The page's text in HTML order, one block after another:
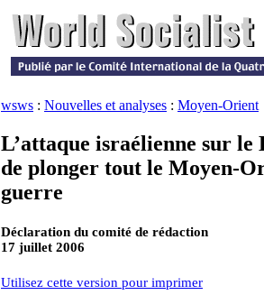
wsws : Nouvelles et analyses : Moyen-Orient
L’attaque israélienne sur le
de plonger tout le Moyen-
guerre
Déclaration du comité de rédaction
17 juillet 2006
Utilisez cette version pour imprimer